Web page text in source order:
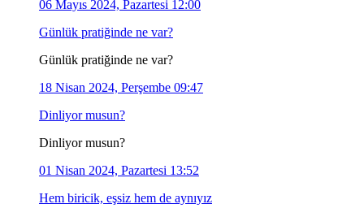
06 Mayıs 2024, Pazartesi 12:00
Günlük pratiğinde ne var?
Günlük pratiğinde ne var?
18 Nisan 2024, Perşembe 09:47
Dinliyor musun?
Dinliyor musun?
01 Nisan 2024, Pazartesi 13:52
Hem biricik, eşsiz hem de aynıyız